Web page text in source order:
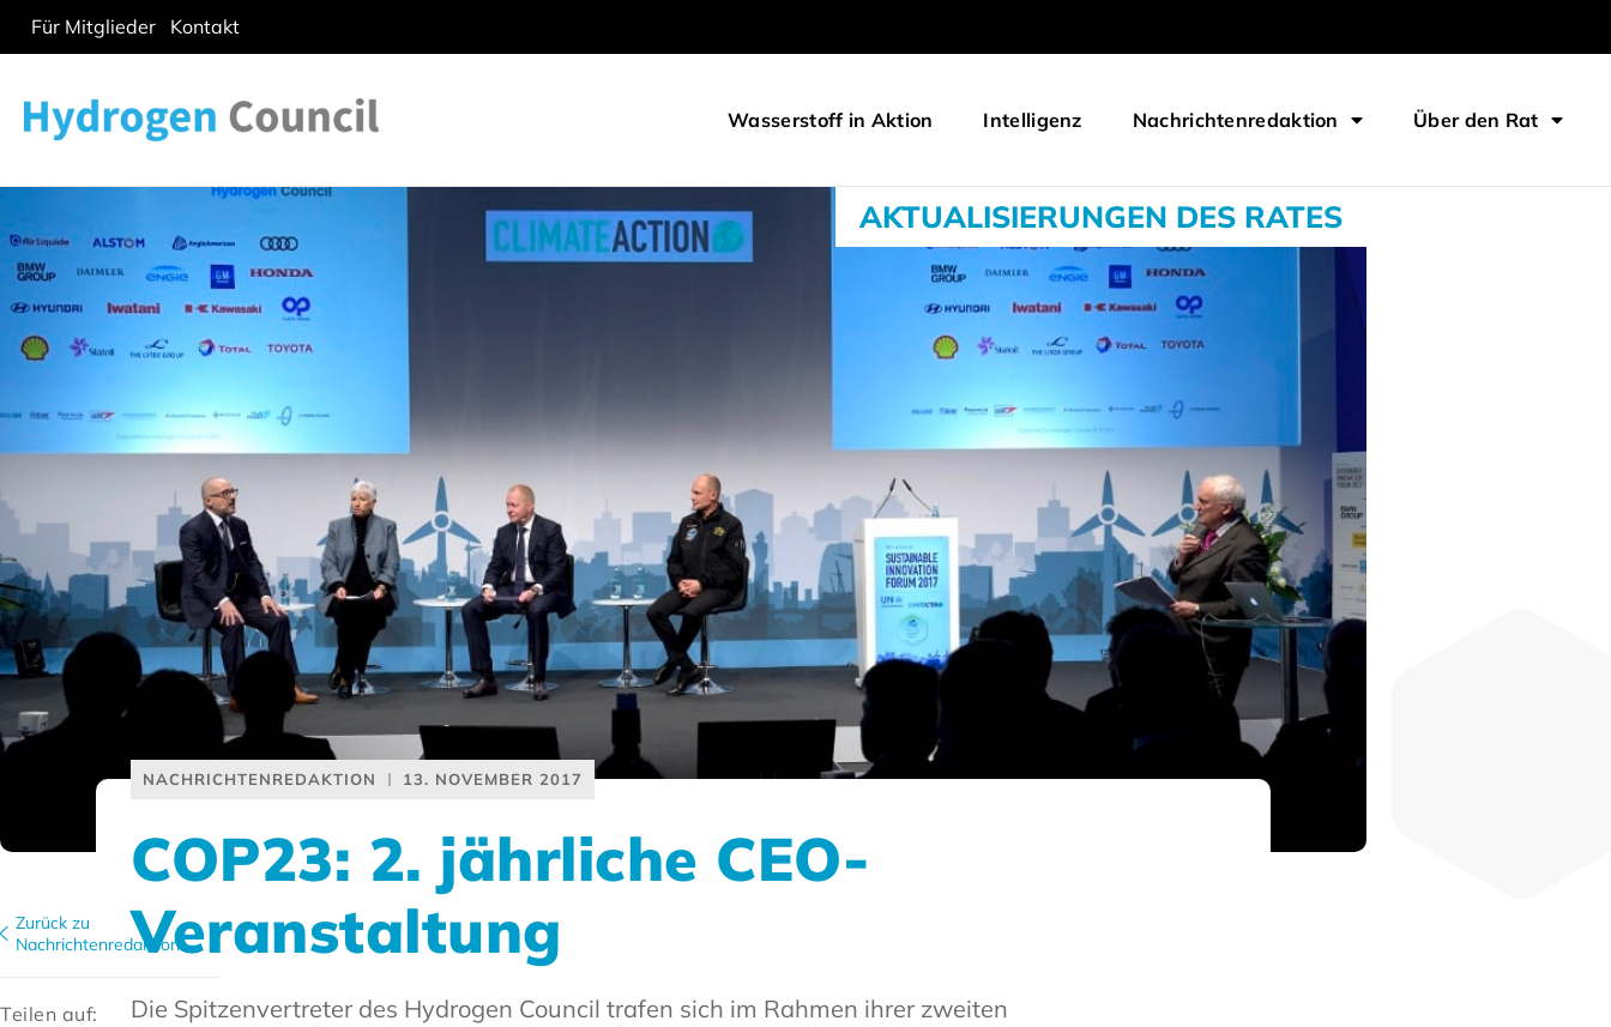
Für Mitglieder Kontakt
Wasserstoff in Aktion Intelligenz Nachrichtenredaktion Über den Rat
AKTUALISIERUNGEN DES RATES
Zurück zu
Nachrichtenredaktion
Teilen auf:
NACHRICHTENREDAKTION 13. NOVEMBER 2017
COP23: 2. jährliche CEO-
Veranstaltung
Die Spitzenvertreter des Hydrogen Council trafen sich im Rahmen ihrer zweiten